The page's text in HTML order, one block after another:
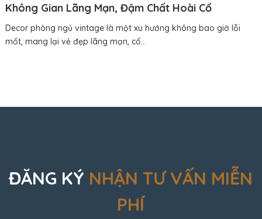
Không Gian Lãng Mạn, Đậm Chất Hoài Cổ
Decor phòng ngủ vintage là một xu hướng không bao giờ lỗi
mốt, mang lại vẻ đẹp lãng mạn, cổ...
ĐĂNG KÝ NHẬN TƯ VẤN MIỄN
PHÍ